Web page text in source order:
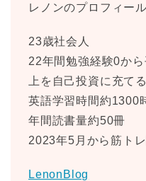
レノンのプロフィール
23歳社会人
22年間勉強経験0か
上を自己投資に充て
英語学習時間約1300
年間読書量約50冊
2023年5月から筋ト
LenonBlog